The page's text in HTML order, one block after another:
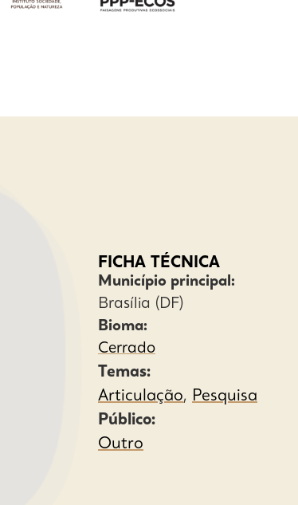
FICHA TÉCNICA
Município principal:
Brasília (DF)
Bioma:
Cerrado
Temas:
Articulação, Pesquisa
Público:
Outro